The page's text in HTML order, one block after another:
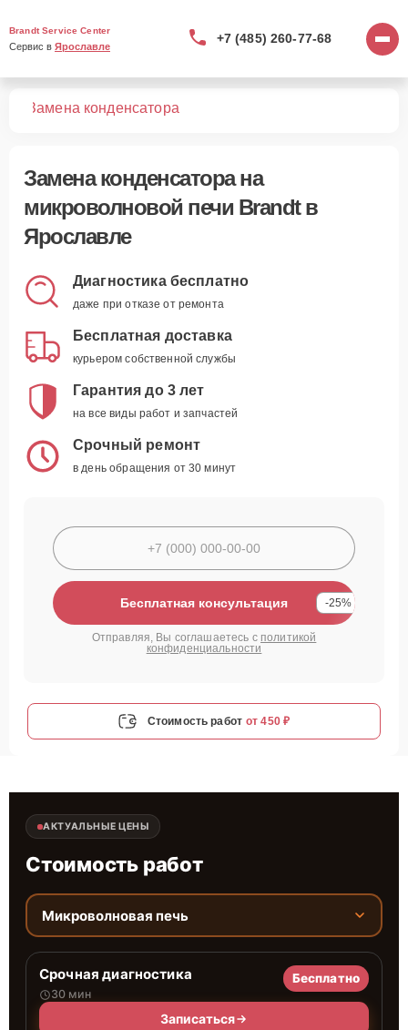
Brandt Service Center
Сервис в Ярославле
+7 (485) 260-77-68
Замена конденсатора
Замена конденсаторана
микроволновой печи Brandt в
Ярославле
Диагностика бесплатно
даже при отказе от ремонта
Бесплатная доставка
курьером собственной службы
Гарантия до 3 лет
на все виды работ и запчастей
Срочный ремонт
в день обращения от 30 минут
Бесплатная консультация -25%
Отправляя, Вы соглашаетесь с политикой
конфиденциальности
Стоимость работ от 450 ₽
АКТУАЛЬНЫЕ ЦЕНЫ
Стоимость работ
Микроволновая печь
Срочная диагностика
30 мин
Бесплатно
Записаться